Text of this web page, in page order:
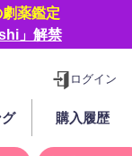
薬鑑定
」解禁
ログイン
購入履歴